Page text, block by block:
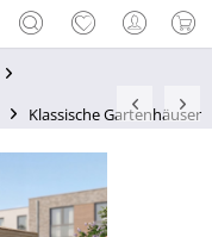
Klassische Gartenhäuser